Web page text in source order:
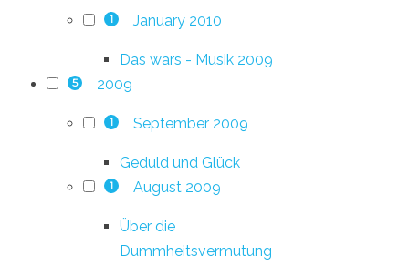
1 January 2010
Das wars - Musik 2009
5 2009
1 September 2009
Geduld und Glück
1 August 2009
Über die
Dummheitsvermutung